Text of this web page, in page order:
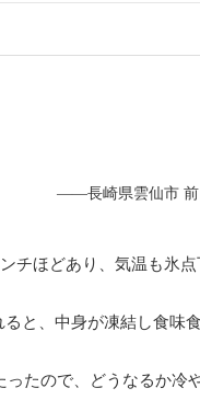
——長崎県雲仙市 前
チほどあり、気温も氷
と、中身が凍結し食味
たので、どうなるか冷